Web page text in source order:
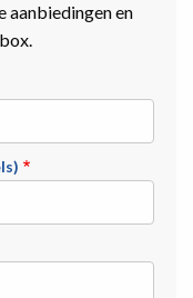
aanbiedingen en